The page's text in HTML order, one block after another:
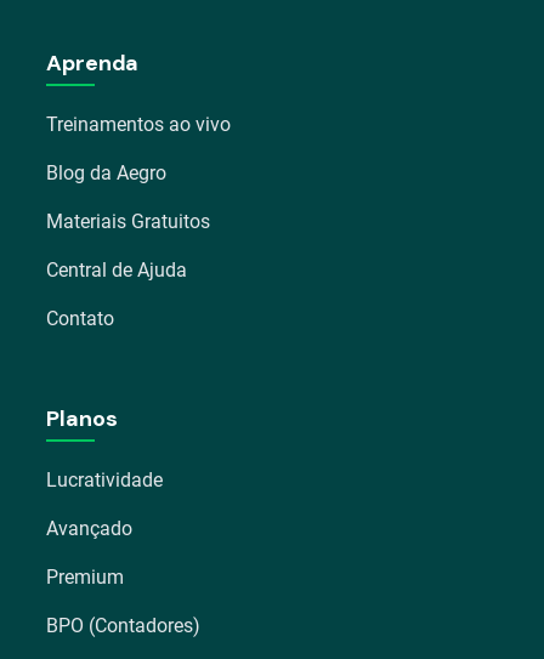
Aprenda
Treinamentos ao vivo
Blog da Aegro
Materiais Gratuitos
Central de Ajuda
Contato
Planos
Lucratividade
Avançado
Premium
BPO (Contadores)